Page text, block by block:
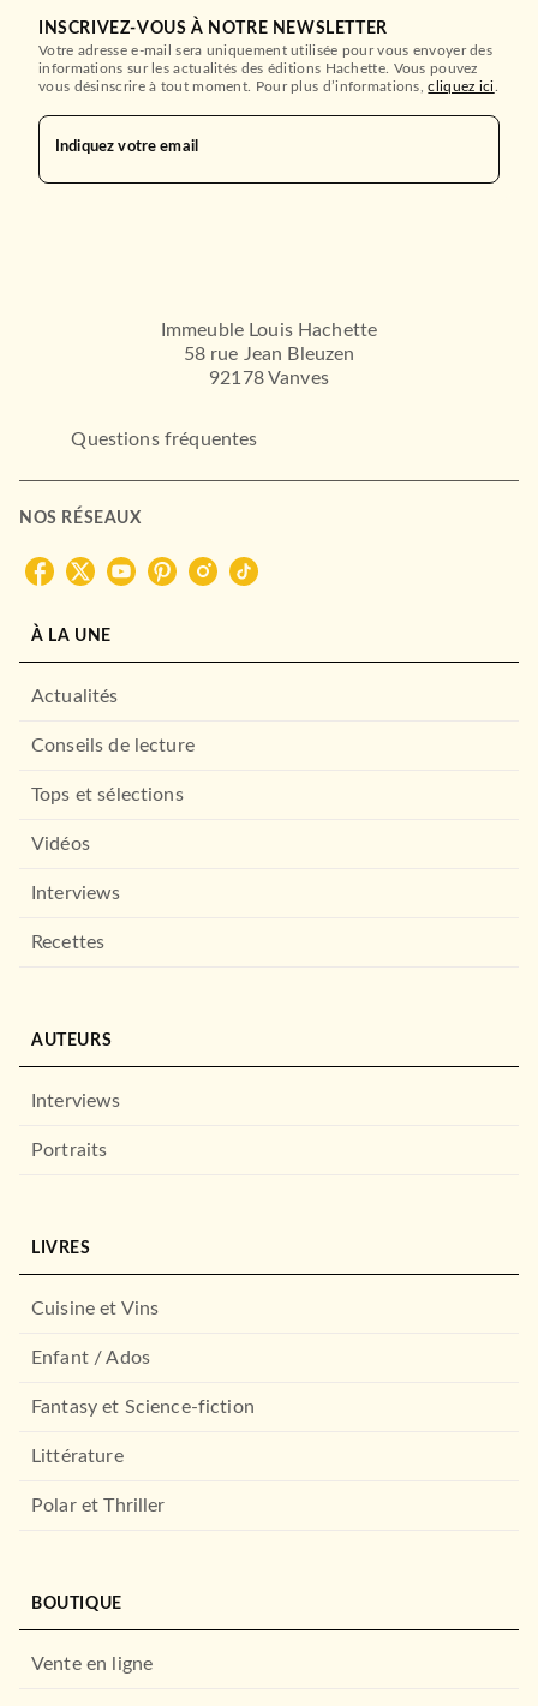
INSCRIVEZ-VOUS À NOTRE NEWSLETTER
Votre adresse e-mail sera uniquement utilisée pour vous envoyer des
informations sur les actualités des éditions Hachette. Vous pouvez
vous désinscrire à tout moment. Pour plus d’informations,cliquez ici
Indiquez votre email
Immeuble Louis Hachette
58 rue Jean Bleuzen
92178 Vanves
Questions fréquentes
NOS RÉSEAUX
À LA UNE
Actualités
Conseils de lecture
Tops et sélections
Vidéos
Interviews
Recettes
AUTEURS
Interviews
Portraits
LIVRES
Cuisine et Vins
Enfant / Ados
Fantasy et Science-fiction
Littérature
Polar et Thriller
BOUTIQUE
Vente en ligne